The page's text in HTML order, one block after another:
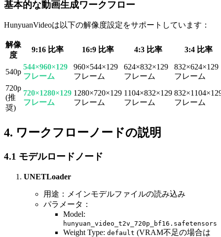
基本的な動画生成ワークフロー
HunyuanVideoは以下の解像度設定をサポートしています：
解像
度
9:16 比率 16:9 比率 4:3 比率 3:4 比率
540p
544×960×129
フレーム
960×544×129
フレーム
624×832×129
フレーム
832×624×129
フレーム
720p
(推
奨)
720×1280×129
フレーム
1280×720×129
フレーム
1104×832×129
フレーム
フレーム
4. ワークフローノードの説明
4.1 モデルロードノード
UNETLoader
用途：メインモデルファイルの読み込み
パラメータ：
Model:
hunyuan_video_t2v_720p_bf16.safetensors
Weight Type: default (VRAM不足の場合は